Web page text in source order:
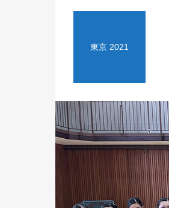
東京 2021